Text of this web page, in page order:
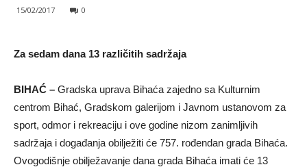
15/02/2017 0
Za sedam dana 13 različitih sadržaja
BIHAĆ – Gradska uprava Bihaća zajedno sa Kulturnim
centrom Bihać, Gradskom galerijom i Javnom ustanovom za
sport, odmor i rekreaciju i ove godine nizom zanimljivih
sadržaja i događanja obilježiti će 757. rođendan grada Bihaća.
Ovogodišnje obilježavanje dana grada Bihaća imati će 13